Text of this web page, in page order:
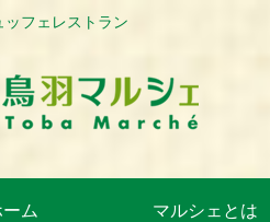
フェレストラン
ーム マルシェとは